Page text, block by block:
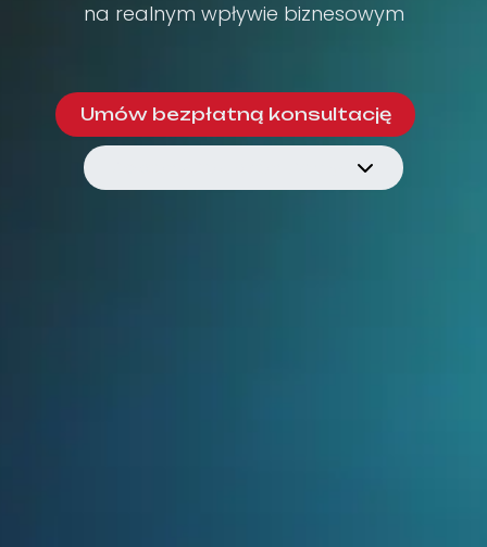
na realnym wpływie biznesowym
Umów bezpłatną konsultację